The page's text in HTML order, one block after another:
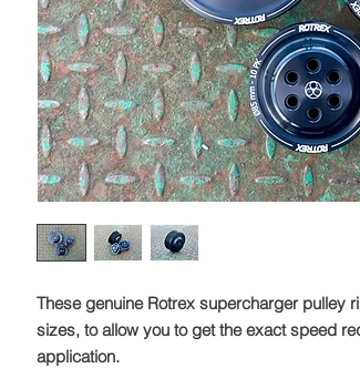
These genuine Rotrex supercharger pulley
sizes, to allow you to get the exact speed
application.